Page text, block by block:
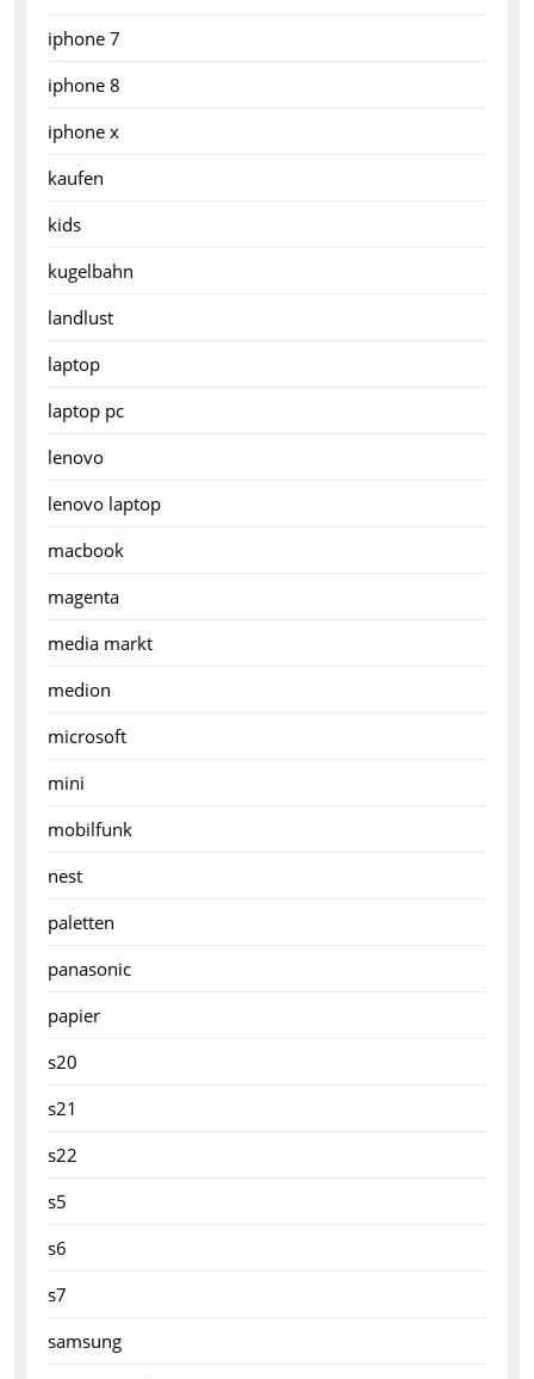
iphone 7
iphone 8
iphone x
kaufen
kids
kugelbahn
landlust
laptop
laptop pc
lenovo
lenovo laptop
macbook
magenta
media markt
medion
microsoft
mini
mobilfunk
nest
paletten
panasonic
papier
s20
s21
s22
s5
s6
s7
samsung